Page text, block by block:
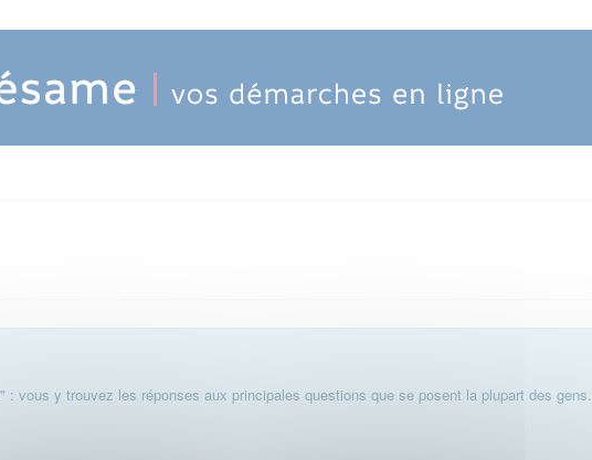
vous y trouvez les réponses aux principales questions que se posent la plupart des gens.